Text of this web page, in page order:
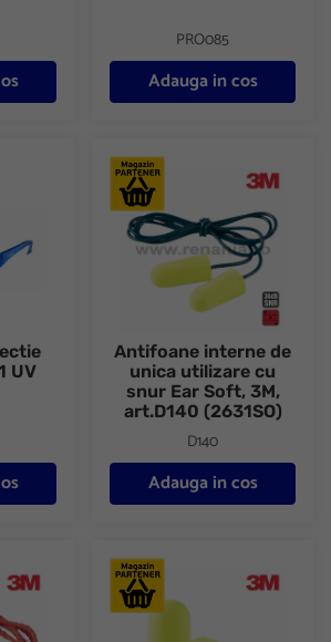
PRO085
Adauga in cos
clasa optica 1 UV
UV
Antifoane interne de unica
Antifoane interne de
unica utilizare cu
snur Ear Soft, 3M,
art.D140 (2631SO)
D140
Adauga in cos
unica utilizare cu snur, 3M, art.D023 (1110)
Antifoane interne de unica